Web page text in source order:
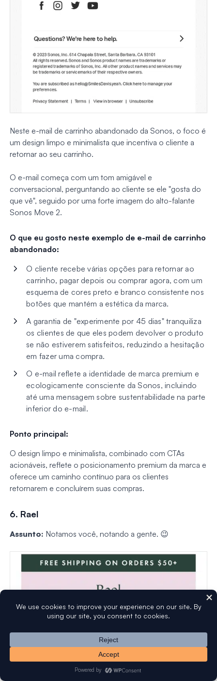
Neste e-mail de carrinho abandonado da Sonos, o foco é
um design limpo e minimalista que incentiva o cliente a
retornar ao seu carrinho.
O e-mail começa com um tom amigável e
conversacional, perguntando ao cliente se ele "gosta do
que vê", seguido por uma forte imagem do alto-falante
Sonos Move 2.
O que eu gosto neste exemplo de e-mail de carrinho
abandonado:
O cliente recebe várias opções para retornar ao
carrinho, pagar depois ou comprar agora, com um
esquema de cores preto e branco consistente nos
botões que mantém a estética da marca.
A garantia de "experimente por 45 dias" tranquiliza
os clientes de que eles podem devolver o produto
se não estiverem satisfeitos, reduzindo a hesitação
em fazer uma compra.
O e-mail reflete a identidade de marca premium e
ecologicamente consciente da Sonos, incluindo
até uma mensagem sobre sustentabilidade na parte
inferior do e-mail.
Ponto principal:
O design limpo e minimalista, combinado com CTAs
acionáveis, reflete o posicionamento premium da marca e
oferece um caminho contínuo para os clientes
retornarem e concluírem suas compras.
6. Rael
Assunto: Notamos você, notando a gente. 😉